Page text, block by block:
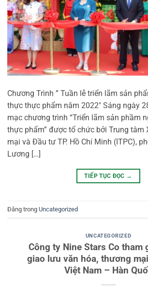
Chương Trình ” Tuần lễ triển lãm sản
thực thực phẩm năm 2022″ Sáng ngày
mạc chương trình “Triển lãm sản phầm
thực phẩm” được tổ chức bởi Trung tâm
mại và Đầu tư TP. Hồ Chí Minh (ITPC),
Lương […]
TIẾP TỤC ĐỌC →
Đăng trong Uncategorized
UNCATEGORIZED
Công ty Nine Stars Co tham
giao lưu văn hóa, thương
Việt Nam – Hàn